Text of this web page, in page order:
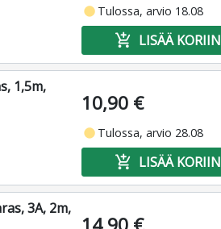
fiber_manual_record Tulossa, arvio 18.08
add_shopping_cart LISÄÄ KORIIN
1,5m,
10,90 €
fiber_manual_record Tulossa, arvio 28.08
add_shopping_cart LISÄÄ KORIIN
3A, 2m,